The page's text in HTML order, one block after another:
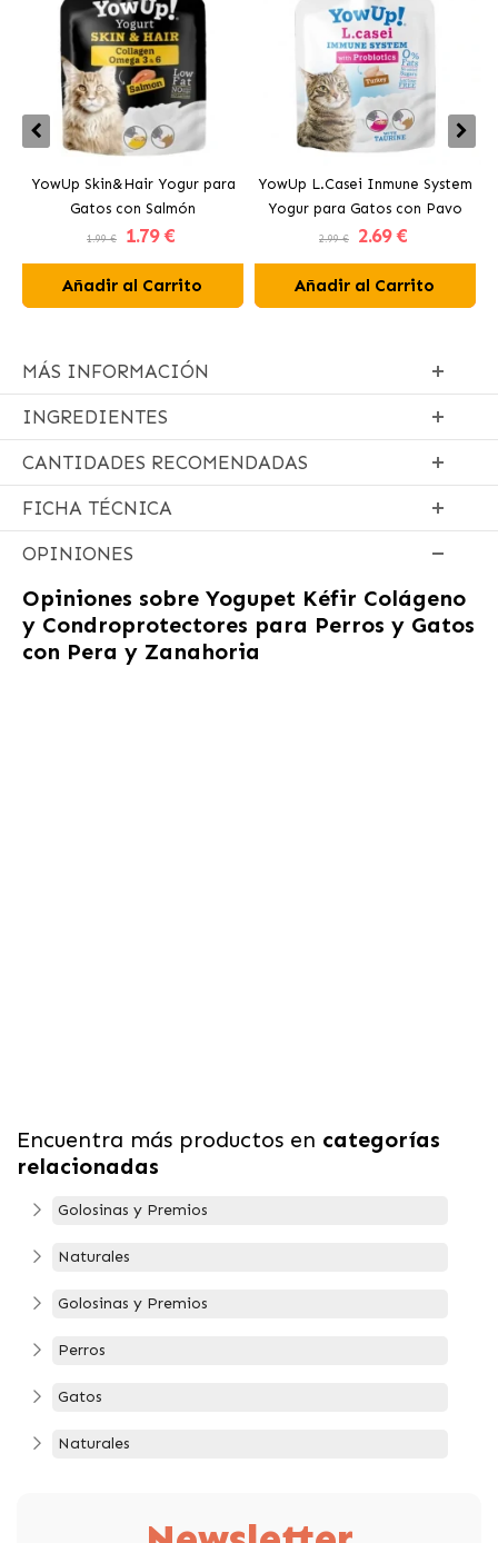
YowUp Skin&Hair Yogur para
Gatos con Salmón
1.99 € 1.79 €
Añadir al Carrito
YowUp L.Casei Inmune System
Yogur para Gatos con Pavo
2.99 € 2.69 €
Añadir al Carrito
MÁS INFORMACIÓN
INGREDIENTES
CANTIDADES RECOMENDADAS
FICHA TÉCNICA
OPINIONES
Opiniones sobre Yogupet Kéfir Colágeno
y Condroprotectores para Perros y Gatos
con Pera y Zanahoria
Encuentra más productos en categorías
relacionadas
Golosinas y Premios
Naturales
Golosinas y Premios
Perros
Gatos
Naturales